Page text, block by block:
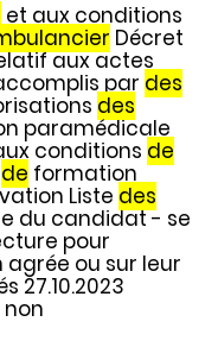
et aux conditions
Décret
aux actes
par des
des
paramédicale
conditions de
de formation
Liste des
du candidat - se
pour
ou sur leur
27.10.2023
non